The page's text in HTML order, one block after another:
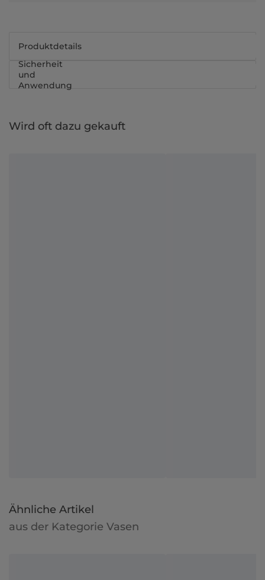
Produktdetails
Sicherheit
und
Anwendung
Wird oft dazu gekauft
Ähnliche Artikel
aus der Kategorie Vasen